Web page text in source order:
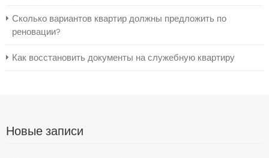
Сколько вариантов квартир должны предложить по
реновации?
Как восстановить документы на служебную квартиру
Новые записи